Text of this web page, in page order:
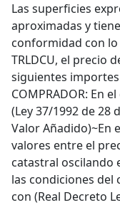
Las superficies
aproximadas y
conformidad con
TRLDCU, el precio
siguientes
COMPRADOR: En
(Ley 37/1992 de 28
Valor Añadido)~En
valores entre el
catastral oscilando
las condiciones del
con (Real Decreto